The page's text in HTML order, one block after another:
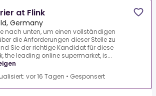
at Flink
Germany
nach unten, um einen vollständigen
die Anforderungen dieser Stelle zu
Sie der richtige Kandidat für diese
the leading online supermarket, is...
vor 16 Tagen • Gesponsert